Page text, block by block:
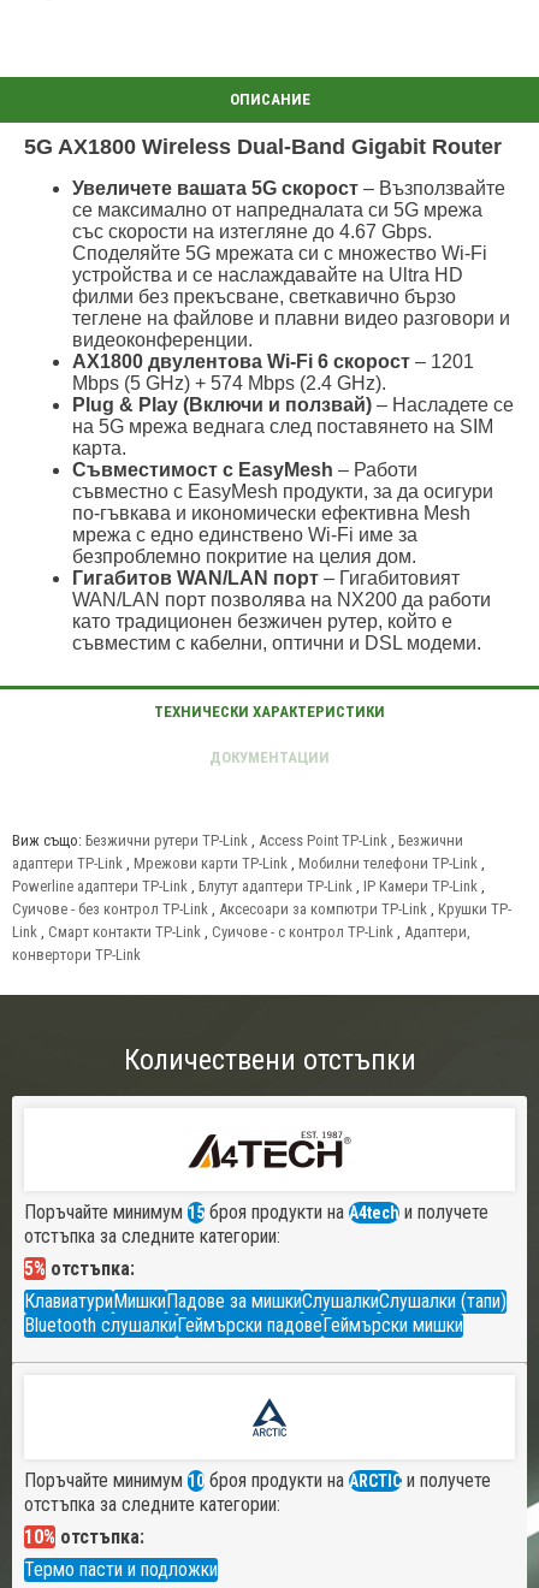
5G AX1800 Wireless Dual-Band Gigabit Router
Увеличете вашата 5G скорост – Възползвайте
се максимално от напредналата си 5G мрежа
със скорости на изтегляне до 4.67 Gbps.
Споделяйте 5G мрежата си с множество Wi-Fi
устройства и се наслаждавайте на Ultra HD
филми без прекъсване, светкавично бързо
теглене на файлове и плавни видео разговори и
видеоконференции.
AX1800 двулентова Wi-Fi 6 скорост – 1201
Mbps (5 GHz) + 574 Mbps (2.4 GHz).
Plug & Play (Включи и ползвай) – Насладете се
на 5G мрежа веднага след поставянето на SIM
карта.
Съвместимост с EasyMesh – Работи
съвместно с EasyMesh продукти, за да осигури
по-гъвкава и икономически ефективна Mesh
мрежа с едно единствено Wi-Fi име за
безпроблемно покритие на целия дом.
Гигабитов WAN/LAN порт – Гигабитовият
WAN/LAN порт позволява на NX200 да работи
като традиционен безжичен рутер, който е
съвместим с кабелни, оптични и DSL модеми.
Виж също: Безжични рутери TP-Link , Access Point TP-Link , Безжични
адаптери TP-Link , Мрежови карти TP-Link , Мобилни телефони TP-Link ,
Powerline адаптери TP-Link , Блутут адаптери TP-Link , IP Камери TP-Link ,
Суичове - без контрол TP-Link , Аксесоари за компютри TP-Link , Крушки TP-
Link , Смарт контакти TP-Link , Суичове - с контрол TP-Link , Адаптери,
конвертори TP-Link
Количествени отстъпки
Поръчайте минимум 15 броя продукти на A4tech и получете
отстъпка за следните категории:
5% отстъпка:
КлавиатуриМишкиПадове за мишкиСлушалкиСлушалки (тапи)
Bluetooth слушалкиГеймърски падовеГеймърски мишки
Поръчайте минимум 10 броя продукти на ARCTIC и получете
отстъпка за следните категории:
10% отстъпка:
Термо пасти и подложки